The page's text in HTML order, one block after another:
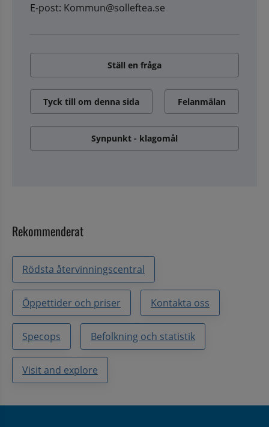
E-post: Kommun@solleftea.se
Ställ en fråga
Tyck till om denna sida Felanmälan
Synpunkt - klagomål
Rekommenderat
Rödsta återvinningscentral
Öppettider och priser Kontakta oss
Specops Befolkning och statistik
Visit and explore